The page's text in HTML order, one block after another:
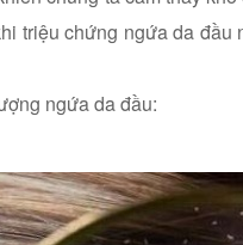
triệu chứng ngứa da
ngứa da đầu: